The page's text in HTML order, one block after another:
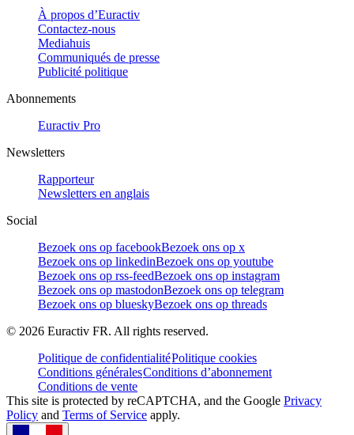
À propos d’Euractiv
Contactez-nous
Mediahuis
Communiqués de presse
Publicité politique
Abonnements
Euractiv Pro
Newsletters
Rapporteur
Newsletters en anglais
Social
Bezoek ons op facebookBezoek ons op x
Bezoek ons op linkedinBezoek ons op youtube
Bezoek ons op rss-feedBezoek ons op instagram
Bezoek ons op mastodonBezoek ons op telegram
Bezoek ons op blueskyBezoek ons op threads
© 2026 Euractiv FR. All rights reserved.
Politique de confidentialitéPolitique cookies
Conditions généralesConditions d’abonnement
Conditions de vente
This site is protected by reCAPTCHA, and the Google Privacy
Policy and Terms of Service apply.